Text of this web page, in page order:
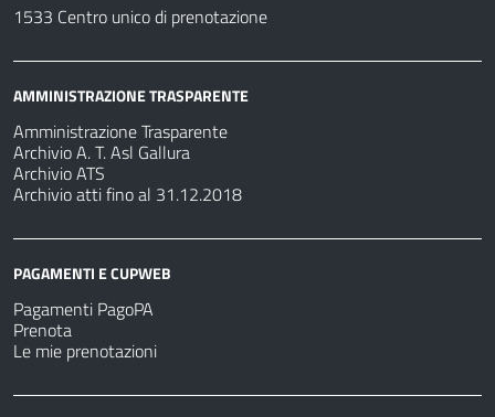
1533 Centro unico di prenotazione
AMMINISTRAZIONE TRASPARENTE
Amministrazione Trasparente
Archivio A. T. Asl Gallura
Archivio ATS
Archivio atti fino al 31.12.2018
PAGAMENTI E CUPWEB
Pagamenti PagoPA
Prenota
Le mie prenotazioni